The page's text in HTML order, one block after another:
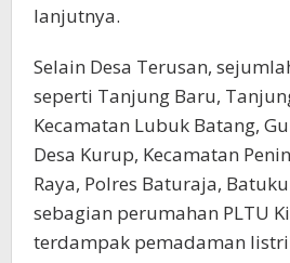
lanjutnya.
Selain Desa Terusan,
seperti Tanjung Baru,
Kecamatan Lubuk Batang,
Desa Kurup, Kecamatan
Raya, Polres Baturaja,
sebagian perumahan PLTU
terdampak pemadaman